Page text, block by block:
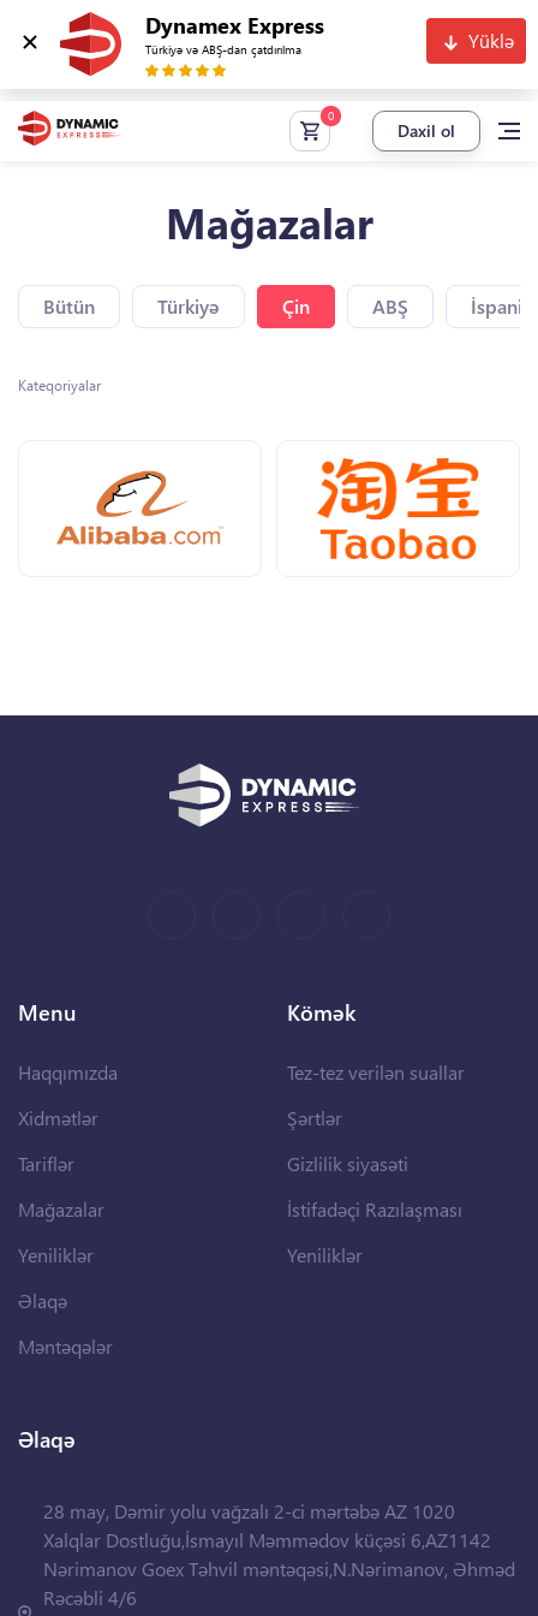
Dynamex Express
Türkiyə və ABŞ-dan çatdırılma Yüklə
Daxil ol
Mağazalar
Bütün Türkiyə Çin ABŞ
Kateqoriyalar
Menu
Haqqımızda
Xidmətlər
Tariflər
Mağazalar
Yeniliklər
Əlaqə
Məntəqələr
Kömək
Tez-tez verilən suallar
Şərtlər
Gizlilik siyasəti
İstifadəçi Razılaşması
Yeniliklər
Əlaqə
28 may, Dəmir yolu vağzalı 2-ci mərtəbə AZ 1020
Xalqlar Dostluğu,İsmayıl Məmmədov küçəsi 6,AZ1142
Nərimanov Goex Təhvil məntəqəsi,N.Nərimanov, Əhməd
Rəcəbli 4/6